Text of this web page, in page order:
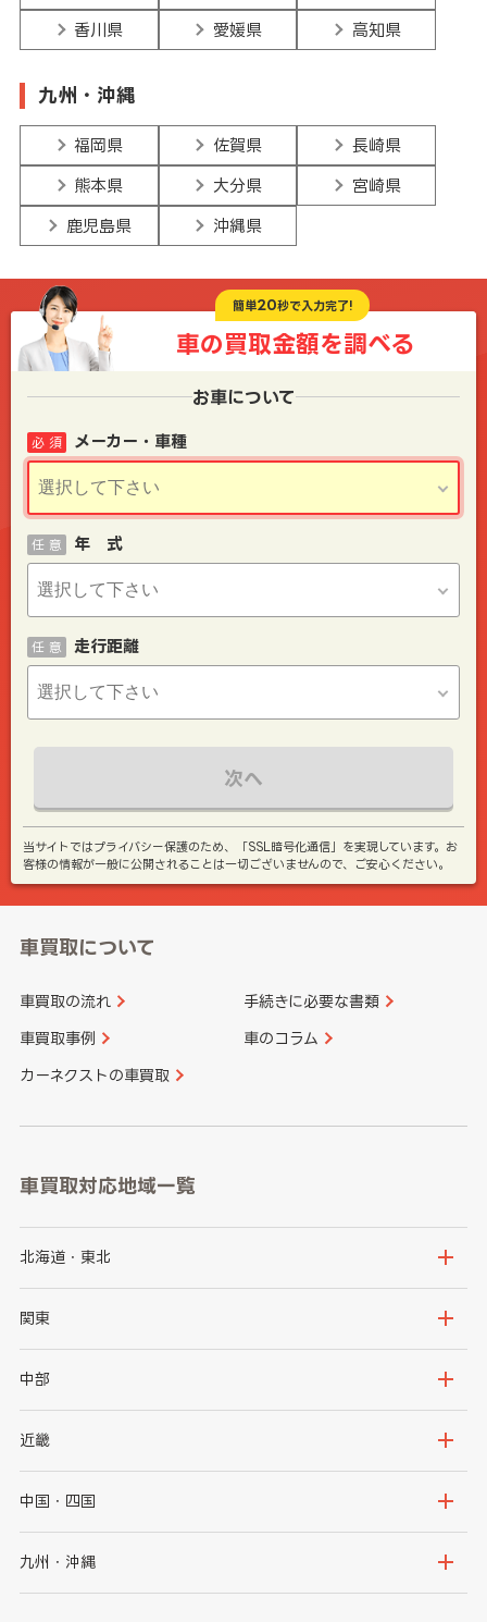
香川県 愛媛県 高知県
九州・沖縄
福岡県 佐賀県 長崎県
熊本県 大分県 宮崎県
鹿児島県 沖縄県
簡単20秒で入力完了!
車の買取金額を調べる
お車について
メーカー・車種
必 須
年 式
任 意
走行距離
任 意
次へ
当サイトではプライバシー保護のため、「SSL暗号化通信」を実現しています。お
客様の情報が一般に公開されることは一切ございませんので、ご安心ください。
車買取について
車買取の流れ 手続きに必要な書類
車買取事例 車のコラム
カーネクストの車買取
車買取対応地域一覧
北海道・東北
北海道
岩手県
秋田県
関東
茨城県
群馬県
千葉県
中部
新潟県
石川県
山梨県
近畿
大阪府
京都府
中国・四国
鳥取県
九州・沖縄